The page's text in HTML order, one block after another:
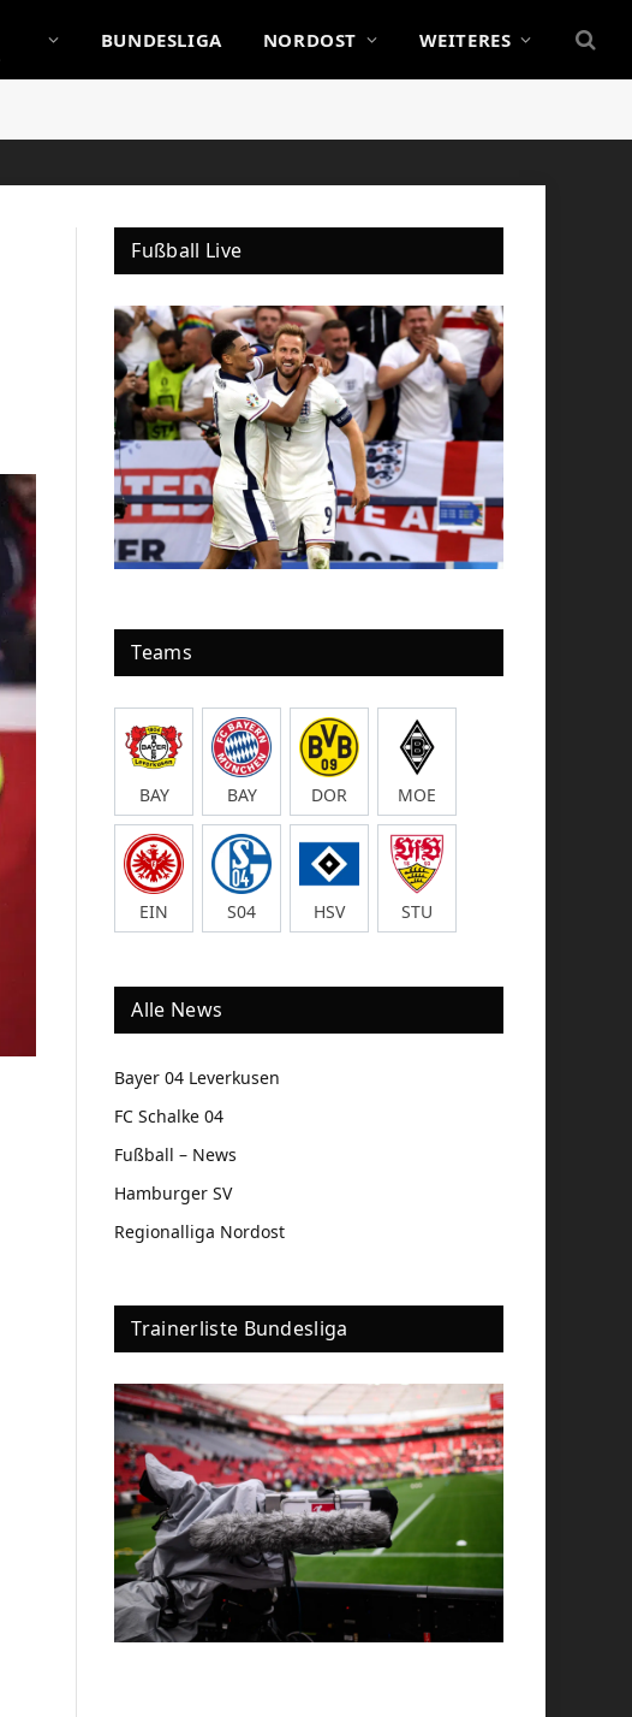
BUNDESLIGA NORDOST WEITERES
Fußball Live
Teams
BAY BAY DOR MOE
EIN S04 HSV STU
Alle News
Bayer 04 Leverkusen
FC Schalke 04
Fußball – News
Hamburger SV
Regionalliga Nordost
Trainerliste Bundesliga